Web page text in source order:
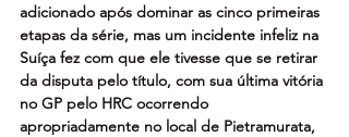
adicionado após dominar as cinco primeiras
etapas da série, mas um incidente infeliz na
Suíça fez com que ele tivesse que se retirar
da disputa pelo título, com sua última vitória
no GP pelo HRC ocorrendo
apropriadamente no local de Pietramurata,